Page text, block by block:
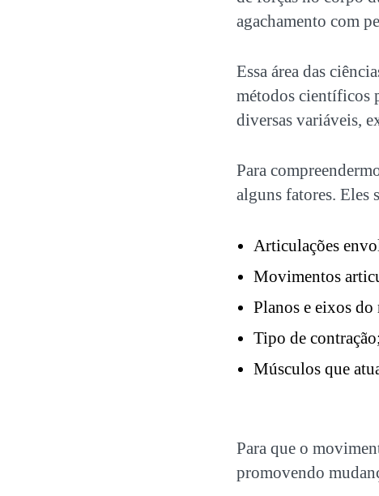
agachamento com
Essa área das
métodos científicos
diversas variáveis,
Para
alguns fatores. Eles
Articulações
Movimentos
Planos e eixos
Tipo de
Músculos que
Para que o
promovendo